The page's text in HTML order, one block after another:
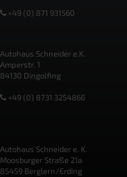
+49 (0) 871 931560
Autohaus Schneider e.K.
Amperstr. 1
84130 Dingolfing
+49 (0) 8731 3254866
Autohaus Schneider e. K.
Moosburger Straße 21a
85459 Berglern/Erding